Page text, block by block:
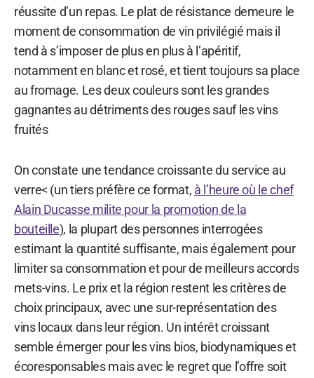
réussite d’un repas. Le plat de résistance demeure le
moment de consommation de vin privilégié mais il
tend à s’imposer de plus en plus à l’apéritif,
notamment en blanc et rosé, et tient toujours sa place
au fromage. Les deux couleurs sont les grandes
gagnantes au détriments des rouges sauf les vins
fruités
On constate une tendance croissante du service au
verre< (un tiers préfère ce format, à l’heure où le chef
Alain Ducasse milite pour la promotion de la
bouteille), la plupart des personnes interrogées
estimant la quantité suffisante, mais également pour
limiter sa consommation et pour de meilleurs accords
mets-vins. Le prix et la région restent les critères de
choix principaux, avec une sur-représentation des
vins locaux dans leur région. Un intérêt croissant
semble émerger pour les vins bios, biodynamiques et
écoresponsables mais avec le regret que l’offre soit